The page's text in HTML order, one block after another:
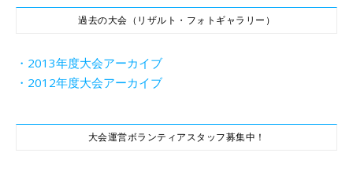
過去の大会（リザルト・フォトギャラリー）
・2013年度大会アーカイブ
・2012年度大会アーカイブ
大会運営ボランティアスタッフ募集中！